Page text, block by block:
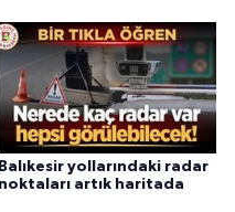
Balıkesir yollarındaki radar
noktaları artık haritada